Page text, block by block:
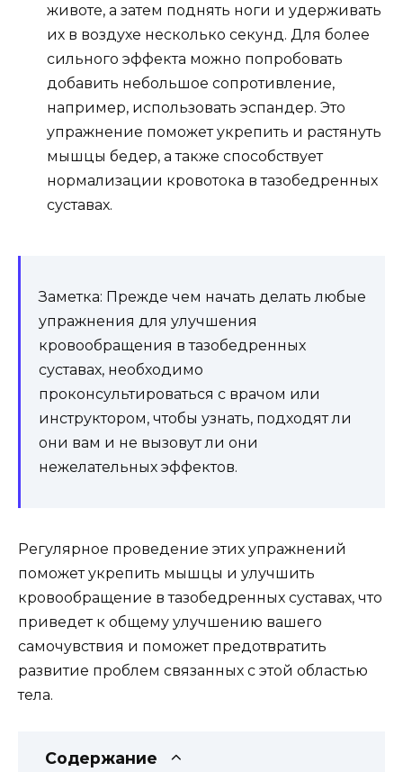
животе, а затем поднять ноги и удерживать
их в воздухе несколько секунд. Для более
сильного эффекта можно попробовать
добавить небольшое сопротивление,
например, использовать эспандер. Это
упражнение поможет укрепить и растянуть
мышцы бедер, а также способствует
нормализации кровотока в тазобедренных
суставах.
Заметка: Прежде чем начать делать любые
упражнения для улучшения
кровообращения в тазобедренных
суставах, необходимо
проконсультироваться с врачом или
инструктором, чтобы узнать, подходят ли
они вам и не вызовут ли они
нежелательных эффектов.
Регулярное проведение этих упражнений
поможет укрепить мышцы и улучшить
кровообращение в тазобедренных суставах, что
приведет к общему улучшению вашего
самочувствия и поможет предотвратить
развитие проблем связанных с этой областью
тела.
Содержание